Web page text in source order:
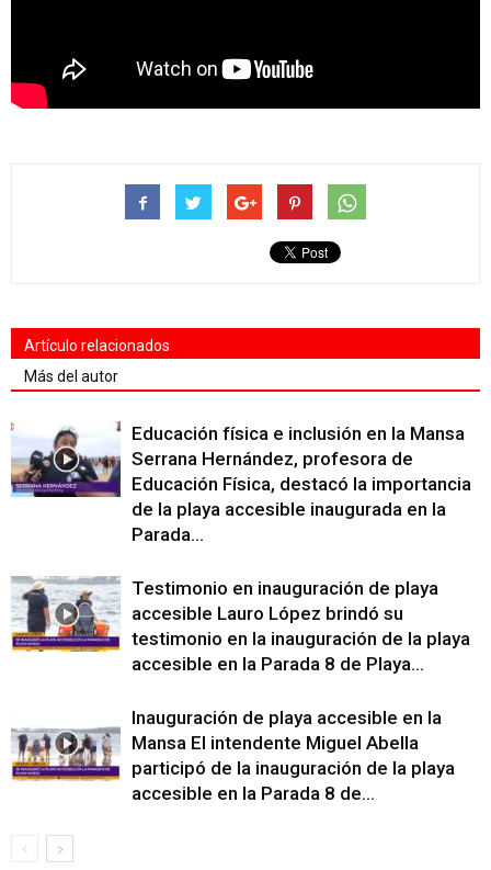
Artículo relacionados
Más del autor
Educación física e inclusión en la Mansa
Serrana Hernández, profesora de
Educación Física, destacó la importancia
de la playa accesible inaugurada en la
Parada...
Testimonio en inauguración de playa
accesible Lauro López brindó su
testimonio en la inauguración de la playa
accesible en la Parada 8 de Playa...
Inauguración de playa accesible en la
Mansa El intendente Miguel Abella
participó de la inauguración de la playa
accesible en la Parada 8 de...